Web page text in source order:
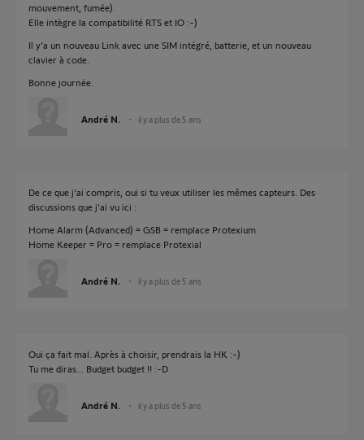
mouvement, fumée).
Elle intègre la compatibilité RTS et IO :-)
Il y'a un nouveau Link avec une SIM intégré, batterie, et un nouveau
clavier à code.
Bonne journée.
André N. il y a plus de 5 ans
De ce que j'ai compris, oui si tu veux utiliser les mêmes capteurs. Des
discussions que j'ai vu ici :
Home Alarm (Advanced) = GSB = remplace Protexium
Home Keeper = Pro = remplace Protexial
André N. il y a plus de 5 ans
Oui ça fait mal. Après à choisir, prendrais la HK :-)
Tu me diras... Budget budget !! :-D
André N. il y a plus de 5 ans